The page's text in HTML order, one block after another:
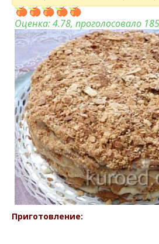
Оценка:4.78, проголосовало
Приготовление: